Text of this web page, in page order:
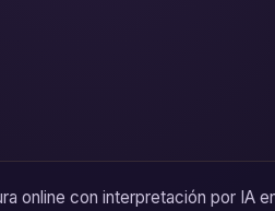
online con interpretación por IA